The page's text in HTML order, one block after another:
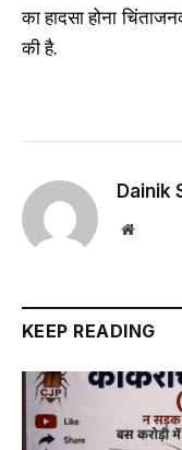
का हादसा होना
की है.
Dainik
Website
KEEP READING